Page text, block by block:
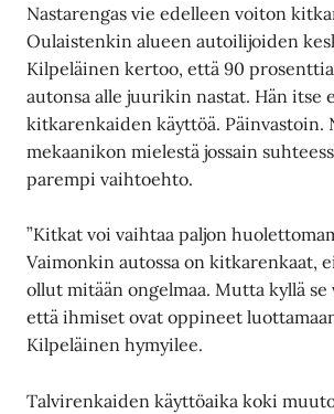
Nastarengas vie edelleen voiton
Oulaistenkin alueen autoilijoiden
Kilpeläinen kertoo, että 90
autonsa alle juurikin nastat. Hän itse
kitkarenkaiden käyttöä. Päinvastoin.
mekaanikon mielestä jossain
parempi vaihtoehto.
”Kitkat voi vaihtaa paljon
Vaimonkin autossa on kitkarenkaat,
ollut mitään ongelmaa. Mutta kyllä
että ihmiset ovat oppineet
Kilpeläinen hymyilee.
Talvirenkaiden käyttöaika koki